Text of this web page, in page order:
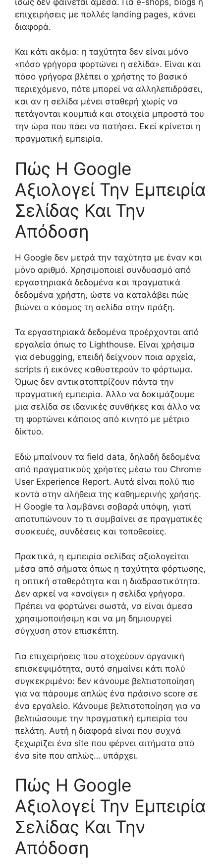
επιχειρήσεις με πολλές landing pages, κάνει
διαφορά.
Και κάτι ακόμα: η ταχύτητα δεν είναι μόνο
«πόσο γρήγορα φορτώνει η σελίδα». Είναι και
πόσο γρήγορα βλέπει ο χρήστης το βασικό
περιεχόμενο, πότε μπορεί να αλληλεπιδράσει,
και αν η σελίδα μένει σταθερή χωρίς να
πετάγονται κουμπιά και στοιχεία μπροστά του
την ώρα που πάει να πατήσει. Εκεί κρίνεται η
πραγματική εμπειρία.
Πώς Η Google
Αξιολογεί Την Εμπειρία
Σελίδας Και Την
Απόδοση
Η Google δεν μετρά την ταχύτητα με έναν και
μόνο αριθμό. Χρησιμοποιεί συνδυασμό από
εργαστηριακά δεδομένα και πραγματικά
δεδομένα χρήστη, ώστε να καταλάβει πώς
βιώνει ο κόσμος τη σελίδα στην πράξη.
Τα εργαστηριακά δεδομένα προέρχονται από
εργαλεία όπως το Lighthouse. Είναι χρήσιμα
για debugging, επειδή δείχνουν ποια αρχεία,
scripts ή εικόνες καθυστερούν το φόρτωμα.
Όμως δεν αντικατοπτρίζουν πάντα την
πραγματική εμπειρία. Άλλο να δοκιμάζουμε
μια σελίδα σε ιδανικές συνθήκες και άλλο να
τη φορτώνει κάποιος από κινητό με μέτριο
δίκτυο.
Εδώ μπαίνουν τα field data, δηλαδή δεδομένα
από πραγματικούς χρήστες μέσω του Chrome
User Experience Report. Αυτά είναι πολύ πιο
κοντά στην αλήθεια της καθημερινής χρήσης.
Η Google τα λαμβάνει σοβαρά υπόψη, γιατί
αποτυπώνουν το τι συμβαίνει σε πραγματικές
συσκευές, συνδέσεις και τοποθεσίες.
Πρακτικά, η εμπειρία σελίδας αξιολογείται
μέσα από σήματα όπως η ταχύτητα φόρτωσης,
η οπτική σταθερότητα και η διαδραστικότητα.
Δεν αρκεί να «ανοίγει» η σελίδα γρήγορα.
Πρέπει να φορτώνει σωστά, να είναι άμεσα
χρησιμοποιήσιμη και να μη δημιουργεί
σύγχυση στον επισκέπτη.
Για επιχειρήσεις που στοχεύουν οργανική
επισκεψιμότητα, αυτό σημαίνει κάτι πολύ
συγκεκριμένο: δεν κάνουμε βελτιστοποίηση
για να πάρουμε απλώς ένα πράσινο score σε
ένα εργαλείο. Κάνουμε βελτιστοποίηση για να
βελτιώσουμε την πραγματική εμπειρία του
πελάτη. Αυτή η διαφορά είναι που συχνά
ξεχωρίζει ένα site που φέρνει αιτήματα από
ένα site που απλώς… υπάρχει.
Πώς Η Google
Αξιολογεί Την Εμπειρία
Σελίδας Και Την
Απόδοση